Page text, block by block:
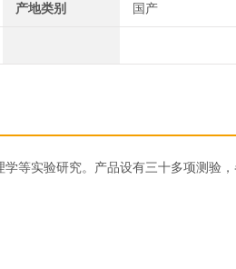
产地类别 国产
等实验研究。产品设有三十多项测验